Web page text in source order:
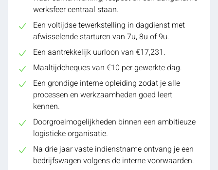
werksfeer centraal staan.
Een voltijdse tewerkstelling in dagdienst met
afwisselende starturen van 7u, 8u of 9u.
Een aantrekkelijk uurloon van €17,231.
Maaltijdcheques van €10 per gewerkte dag.
Een grondige interne opleiding zodat je alle
processen en werkzaamheden goed leert
kennen.
Doorgroeimogelijkheden binnen een ambitieuze
logistieke organisatie.
Na drie jaar vaste indienstname ontvang je een
bedrijfswagen volgens de interne voorwaarden.